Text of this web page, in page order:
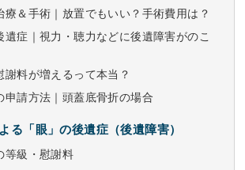
療＆手術｜放置でもいい？手術費用は？
遺症｜視力・聴力などに後遺障害がのこ
謝料が増えるって本当？
申請方法｜頭蓋底骨折の場合
る「眼」の後遺症（後遺障害）
等級・慰謝料